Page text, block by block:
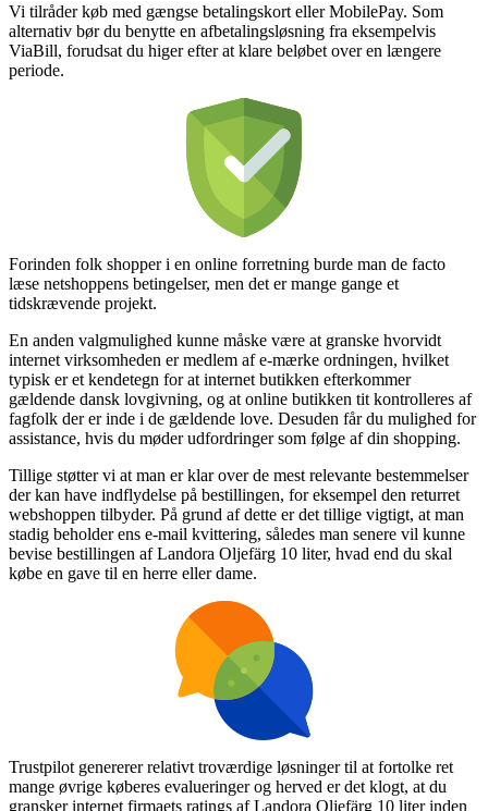
Vi tilråder køb med gængse betalingskort eller MobilePay. Som
alternativ bør du benytte en afbetalingsløsning fra eksempelvis
ViaBill, forudsat du higer efter at klare beløbet over en længere
periode.
Forinden folk shopper i en online forretning burde man de facto
læse netshoppens betingelser, men det er mange gange et
tidskrævende projekt.
En anden valgmulighed kunne måske være at granske hvorvidt
internet virksomheden er medlem af e-mærke ordningen, hvilket
typisk er et kendetegn for at internet butikken efterkommer
gældende dansk lovgivning, og at online butikken tit kontrolleres af
fagfolk der er inde i de gældende love. Desuden får du mulighed for
assistance, hvis du møder udfordringer som følge af din shopping.
Tillige støtter vi at man er klar over de mest relevante bestemmelser
der kan have indflydelse på bestillingen, for eksempel den returret
webshoppen tilbyder. På grund af dette er det tillige vigtigt, at man
stadig beholder ens e-mail kvittering, således man senere vil kunne
bevise bestillingen af Landora Oljefärg 10 liter, hvad end du skal
købe en gave til en herre eller dame.
Trustpilot genererer relativt troværdige løsninger til at fortolke ret
mange øvrige køberes evalueringer og herved er det klogt, at du
gransker internet firmaets ratings af Landora Oljefärg 10 liter inden